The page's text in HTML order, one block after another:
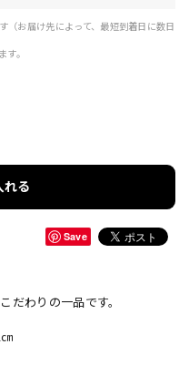
お届け先によって、最短到着日に数日
。
れる
Save
だわりの一品です。